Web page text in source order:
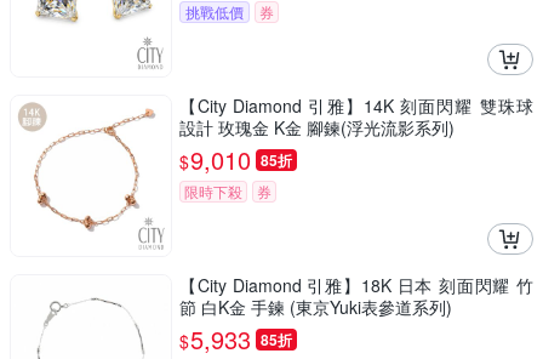
挑戰低價 券
【City Diamond 引雅】14K 刻面閃耀 雙珠球
設計 玫瑰金 K金 腳鍊(浮光流影系列)
$9,010 85折
限時下殺 券
【City Diamond 引雅】18K 日本 刻面閃耀 竹
節 白K金 手鍊 (東京Yuki表參道系列)
$5,933 85折